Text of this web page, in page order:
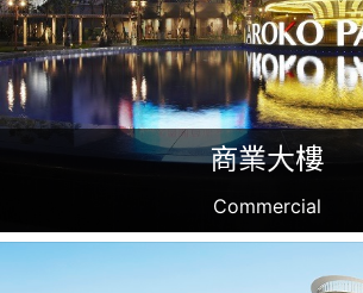
商業大樓
Commercial